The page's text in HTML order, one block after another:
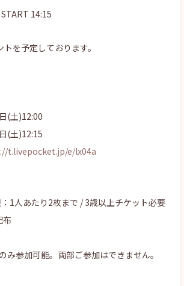
14:15
を予定しております。
(土)12:00
(土)12:15
t.livepocket.jp/e/lx04a
1人あたり2枚まで / 3歳以上チケット必要
布
参加可能。両部ご参加はできません。